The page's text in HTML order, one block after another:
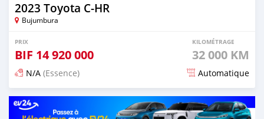
2023 Toyota C-HR
Bujumbura
PRIX
BIF 14 920 000
KILOMÉTRAGE
32 000 KM
N/A (Essence) Automatique
Publié il y a 15 jours